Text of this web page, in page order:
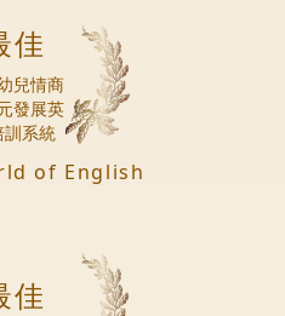
佳
兒情商
發展英
訓系統
of English
佳